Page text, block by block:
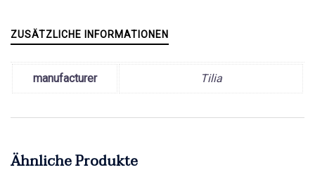
ZUSÄTZLICHE INFORMATIONEN
manufacturer Tilia
Ähnliche Produkte